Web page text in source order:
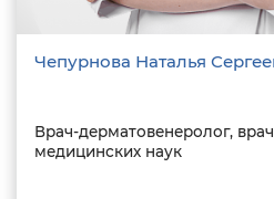
Чепурнова Наталья
Врач-дерматовенеролог,
медицинских наук